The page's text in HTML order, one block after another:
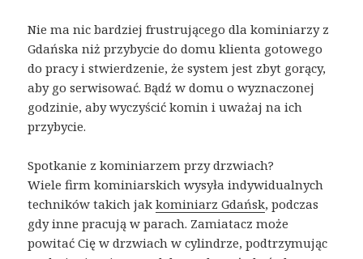
Nie ma nic bardziej frustrującego dla kominiarzy z
Gdańska niż przybycie do domu klienta gotowego
do pracy i stwierdzenie, że system jest zbyt gorący,
aby go serwisować. Bądź w domu o wyznaczonej
godzinie, aby wyczyścić komin i uważaj na ich
przybycie.
Spotkanie z kominiarzem przy drzwiach?
Wiele firm kominiarskich wysyła indywidualnych
techników takich jakkominiarz Gdańsk, podczas
gdy inne pracują w parach. Zamiatacz może
powitać Cię w drzwiach w cylindrze, podtrzymując